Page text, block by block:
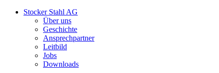
Stocker Stahl AG
Über uns
Geschichte
Ansprechpartner
Leitbild
Jobs
Downloads